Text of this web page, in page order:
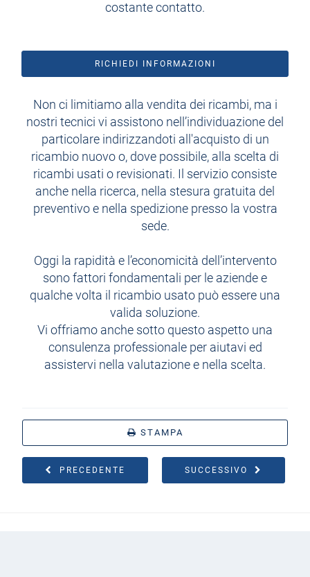
costante contatto.
RICHIEDI INFORMAZIONI
Non ci limitiamo alla vendita dei ricambi, ma i
nostri tecnici vi assistono nell’individuazione del
particolare indirizzandoti all'acquisto di un
ricambio nuovo o, dove possibile, alla scelta di
ricambi usati o revisionati. Il servizio consiste
anche nella ricerca, nella stesura gratuita del
preventivo e nella spedizione presso la vostra
sede.
Oggi la rapidità e l’economicità dell’intervento
sono fattori fondamentali per le aziende e
qualche volta il ricambio usato può essere una
valida soluzione.
Vi offriamo anche sotto questo aspetto una
consulenza professionale per aiutavi ed
assistervi nella valutazione e nella scelta.
STAMPA
PRECEDENTE SUCCESSIVO